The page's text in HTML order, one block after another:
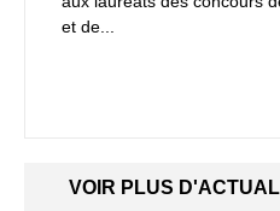
et de...
VOIR PLUS